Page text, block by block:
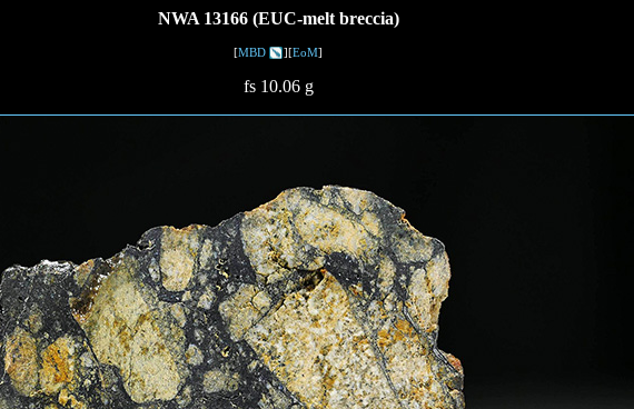
NWA 13166 (EUC-melt breccia)
[MBD ][EoM]
fs 10.06 g